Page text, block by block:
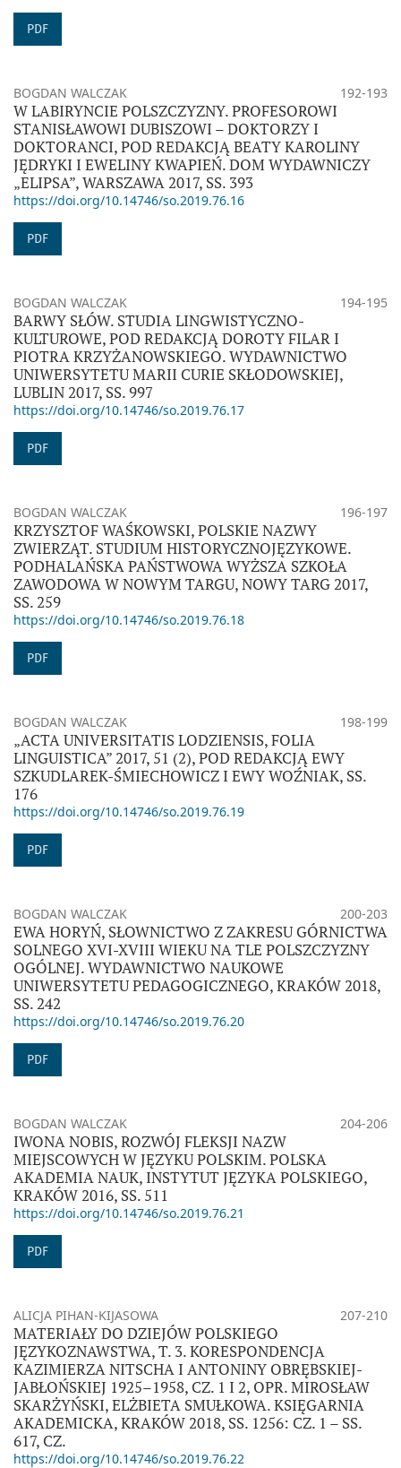
PDF
BOGDAN WALCZAK 192-193
W LABIRYNCIE POLSZCZYZNY. PROFESOROWI
STANISŁAWOWI DUBISZOWI – DOKTORZY I
DOKTORANCI, POD REDAKCJĄ BEATY KAROLINY
JĘDRYKI I EWELINY KWAPIEŃ. DOM WYDAWNICZY
„ELIPSA”, WARSZAWA 2017, SS. 393
https://doi.org/10.14746/so.2019.76.16
PDF
BOGDAN WALCZAK 194-195
BARWY SŁÓW. STUDIA LINGWISTYCZNO-
KULTUROWE, POD REDAKCJĄ DOROTY FILAR I
PIOTRA KRZYŻANOWSKIEGO. WYDAWNICTWO
UNIWERSYTETU MARII CURIE SKŁODOWSKIEJ,
LUBLIN 2017, SS. 997
https://doi.org/10.14746/so.2019.76.17
PDF
BOGDAN WALCZAK 196-197
KRZYSZTOF WAŚKOWSKI, POLSKIE NAZWY
ZWIERZĄT. STUDIUM HISTORYCZNOJĘZYKOWE.
PODHALAŃSKA PAŃSTWOWA WYŻSZA SZKOŁA
ZAWODOWA W NOWYM TARGU, NOWY TARG 2017,
SS. 259
https://doi.org/10.14746/so.2019.76.18
PDF
BOGDAN WALCZAK 198-199
„ACTA UNIVERSITATIS LODZIENSIS, FOLIA
LINGUISTICA” 2017, 51 (2), POD REDAKCJĄ EWY
SZKUDLAREK-ŚMIECHOWICZ I EWY WOŹNIAK, SS.
176
https://doi.org/10.14746/so.2019.76.19
PDF
BOGDAN WALCZAK 200-203
EWA HORYŃ, SŁOWNICTWO Z ZAKRESU GÓRNICTWA
SOLNEGO XVI-XVIII WIEKU NA TLE POLSZCZYZNY
OGÓLNEJ. WYDAWNICTWO NAUKOWE
UNIWERSYTETU PEDAGOGICZNEGO, KRAKÓW 2018,
SS. 242
https://doi.org/10.14746/so.2019.76.20
PDF
BOGDAN WALCZAK 204-206
IWONA NOBIS, ROZWÓJ FLEKSJI NAZW
MIEJSCOWYCH W JĘZYKU POLSKIM. POLSKA
AKADEMIA NAUK, INSTYTUT JĘZYKA POLSKIEGO,
KRAKÓW 2016, SS. 511
https://doi.org/10.14746/so.2019.76.21
PDF
ALICJA PIHAN-KIJASOWA 207-210
MATERIAŁY DO DZIEJÓW POLSKIEGO
JĘZYKOZNAWSTWA, T. 3. KORESPONDENCJA
KAZIMIERZA NITSCHA I ANTONINY OBRĘBSKIEJ-
JABŁOŃSKIEJ 1925–1958, CZ. 1 I 2, OPR. MIROSŁAW
SKARŻYŃSKI, ELŻBIETA SMUŁKOWA. KSIĘGARNIA
AKADEMICKA, KRAKÓW 2018, SS. 1256: CZ. 1 – SS.
617, CZ.
https://doi.org/10.14746/so.2019.76.22